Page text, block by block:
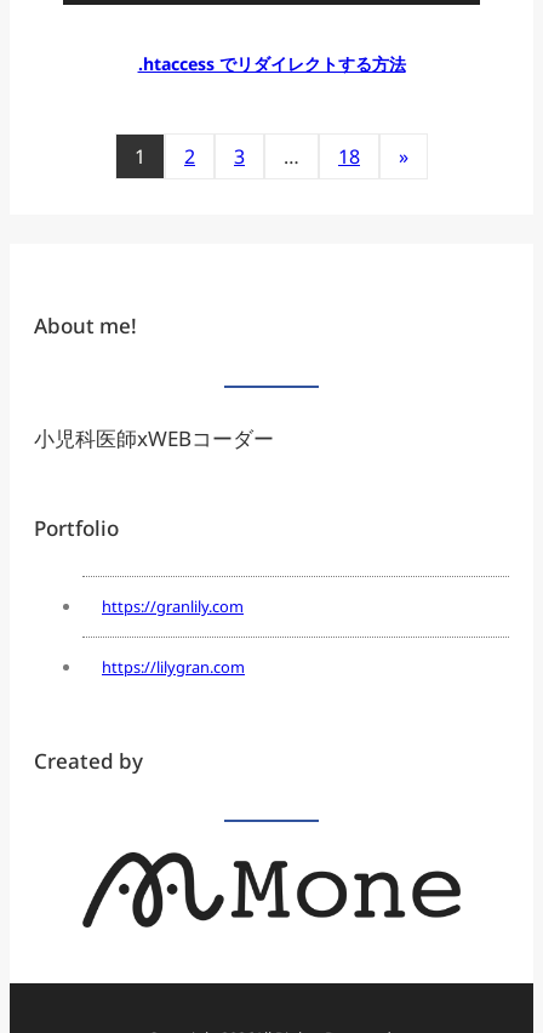
.htaccess でリダイレクトする方法
1 2 3 … 18 »
About me!
小児科医師xWEBコーダー
Portfolio
https://granlily.com
https://lilygran.com
Created by